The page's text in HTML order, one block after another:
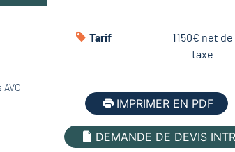
Tarif
1150€ net de
taxe
IMPRIMER EN PDF
DEMANDE DE DEVIS